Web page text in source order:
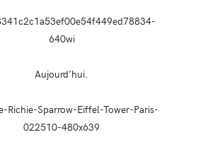
Aujourd’hui.